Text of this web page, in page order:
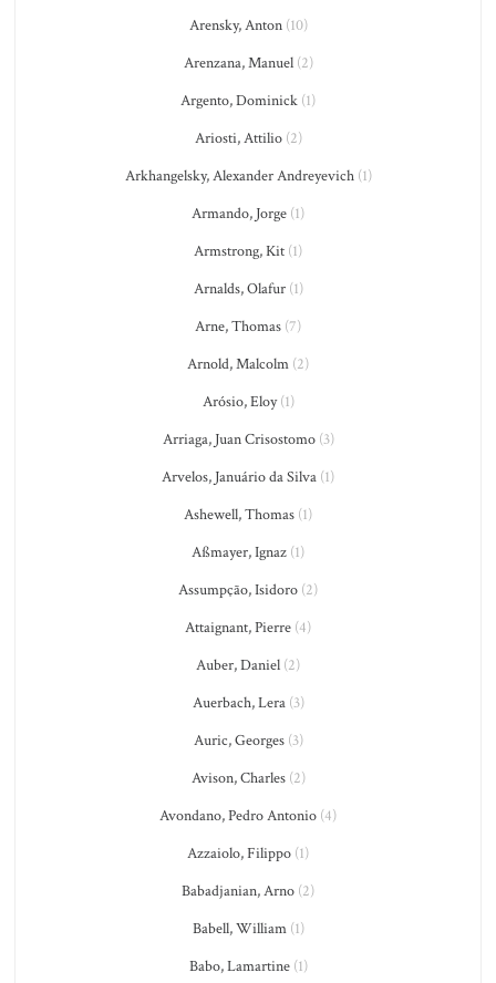
Arensky, Anton(10)
Arenzana, Manuel(2)
Argento, Dominick (1)
Ariosti, Attilio(2)
Arkhangelsky, Alexander Andreyevich(1)
Armando, Jorge (1)
Armstrong, Kit (1)
Arnalds, Olafur(1)
Arne, Thomas (7)
Arnold, Malcolm (2)
Arósio, Eloy(1)
Arriaga, Juan Crisostomo(3)
Arvelos, Januário da Silva (1)
Ashewell, Thomas (1)
Aßmayer, Ignaz (1)
Assumpção, Isidoro (2)
Attaignant, Pierre (4)
Auber, Daniel (2)
Auerbach, Lera(3)
Auric, Georges(3)
Avison, Charles(2)
Avondano, Pedro Antonio (4)
Azzaiolo, Filippo (1)
Babadjanian, Arno (2)
Babell, William(1)
Babo, Lamartine(1)